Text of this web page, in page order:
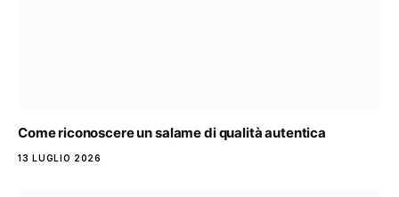
Come riconoscere un salame di qualità autentica
13 LUGLIO 2026